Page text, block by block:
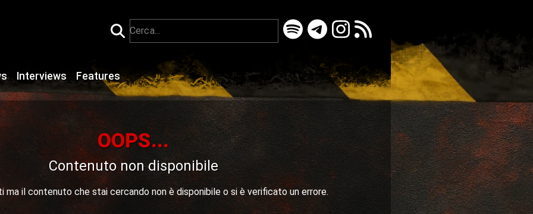
Interviews Features
OOPS...
Contenuto non disponibile
ma il contenuto che stai cercando non è disponibile o si è verificato un errore.